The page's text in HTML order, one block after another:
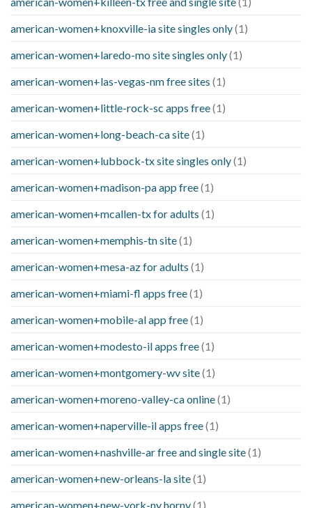
american-women+knoxville-ia site singles only(1)
american-women+laredo-mo site singles only(1)
american-women+las-vegas-nm free sites (1)
american-women+little-rock-sc apps free(1)
american-women+long-beach-ca site(1)
american-women+lubbock-tx site singles only(1)
american-women+madison-pa app free(1)
american-women+mcallen-tx for adults (1)
american-women+memphis-tn site(1)
american-women+mesa-az for adults (1)
american-women+miami-fl apps free(1)
american-women+mobile-al app free(1)
american-women+modesto-il apps free(1)
american-women+montgomery-wv site(1)
american-women+moreno-valley-ca online(1)
american-women+naperville-il apps free(1)
american-women+nashville-ar free and single site(1)
american-women+new-orleans-la site(1)
american-women+new-york-ny horny(1)